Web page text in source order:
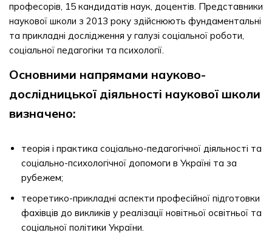
професорів, 15 кандидатів наук, доцентів. Представники
наукової школи з 2013 року здійснюють фундаментальні
та прикладні дослідження у галузі соціальної роботи,
соціальної педагогіки та психології.
Основними напрямами науково-
дослідницької діяльності наукової школи
визначено:
теорія і практика соціально-педагогічної діяльності та
соціально-психологічної допомоги в Україні та за
рубежем;
теоретико-прикладні аспекти професійної підготовки
фахівців до викликів у реалізації новітньої освітньої та
соціальної політики України.